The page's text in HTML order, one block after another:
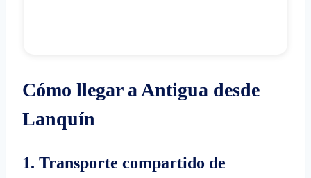
Cómo llegar a Antigua desde
Lanquín
1. Transporte compartido de